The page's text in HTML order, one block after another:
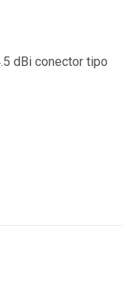
dBi conector tipo